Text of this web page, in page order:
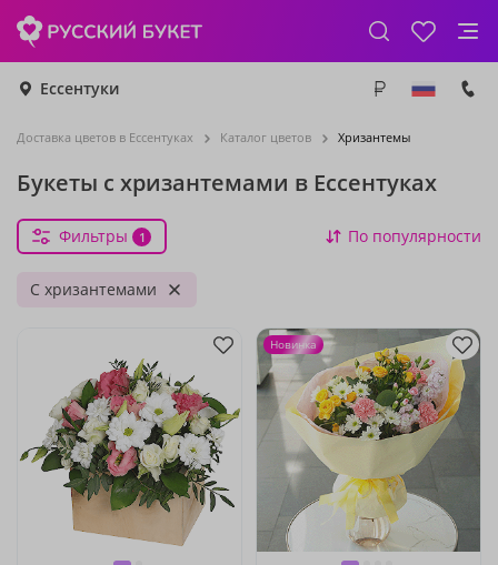
Ессентуки
Доставка цветов в Ессентуках Каталог цветов Хризантемы
Букеты с хризантемами в Ессентуках
Фильтры 1 По популярности
С хризантемами
Новинка